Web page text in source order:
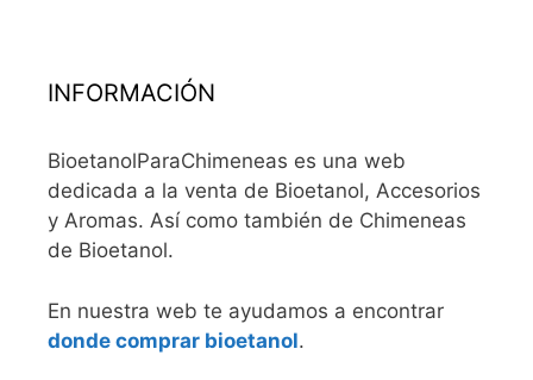
INFORMACIÓN
BioetanolParaChimeneas es una web
dedicada a la venta de Bioetanol, Accesorios
y Aromas. Así como también de Chimeneas
de Bioetanol.
En nuestra web te ayudamos a encontrar
donde comprar bioetanol.